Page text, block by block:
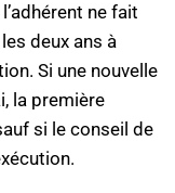
ne fait
deux ans à
Si une nouvelle
la première
si le conseil de